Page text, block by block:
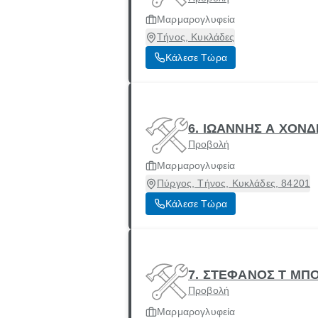
Μαρμαρογλυφεία
Τήνος, Κυκλάδες
Κάλεσε Τώρα
6. ΙΩΑΝΝΗΣ Α
Προβολή
Μαρμαρογλυφεία
Πύργος, Τήνος, Κυκλάδες, 84201
Κάλεσε Τώρα
7. ΣΤΕΦΑΝΟΣ Τ
Προβολή
Μαρμαρογλυφεία